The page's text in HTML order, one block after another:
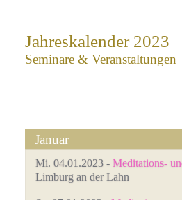
Jahreskalender 2023
Seminare & Veranstaltungen
Januar
Mi. 04.01.2023 - Meditations-
Limburg an der Lahn